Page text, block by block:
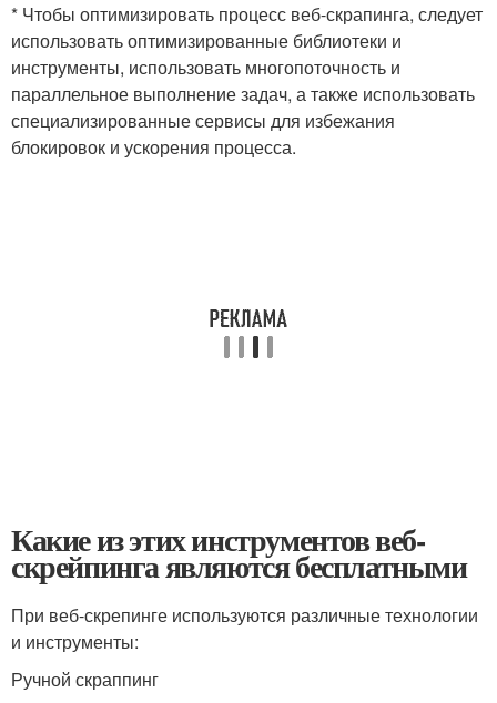
* Чтобы оптимизировать процесс веб-скрапинга, следует
использовать оптимизированные библиотеки и
инструменты, использовать многопоточность и
параллельное выполнение задач, а также использовать
специализированные сервисы для избежания
блокировок и ускорения процесса.
Какие из этих инструментов веб-
скрейпинга являются бесплатными
При веб-скрепинге используются различные технологии
и инструменты:
Ручной скраппинг